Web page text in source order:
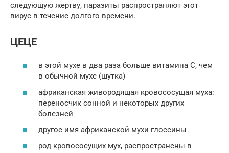
следующую жертву, паразиты распространяют этот
вирус в течение долгого времени.
ЦЕЦЕ
в этой мухе в два раза больше витамина С, чем
в обычной мухе (шутка)
африканская живородящая кровососущая муха:
переносчик сонной и некоторых других
болезней
другое имя африканской мухи глоссины
род кровососущих мух, распространены в